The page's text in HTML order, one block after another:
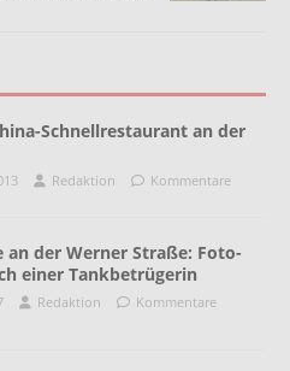
Schnellrestaurant an der
Redaktion
Kommentare
an der Werner Straße: Foto-
einer Tankbetrügerin
Redaktion
Kommentare